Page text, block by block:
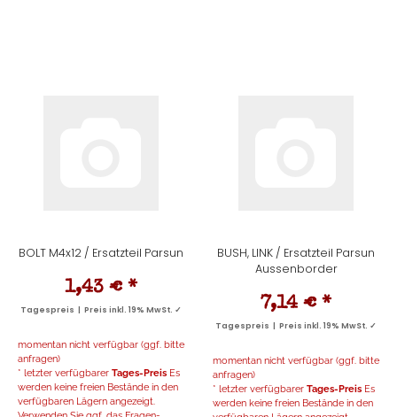
BOLT M4x12 / Ersatzteil Parsun
1,43 € *
Tagespreis | Preis inkl. 19% MwSt. ✓
momentan nicht verfügbar (ggf. bitte
anfragen)
* letzter verfügbarer Tages-Preis Es
werden keine freien Bestände in den
verfügbaren Lägern angezeigt.
BUSH, LINK / Ersatzteil Parsun
Aussenborder
7,14 € *
Tagespreis | Preis inkl. 19% MwSt. ✓
momentan nicht verfügbar (ggf. bitte
anfragen)
* letzter verfügbarer Tages-Preis Es
werden keine freien Bestände in den